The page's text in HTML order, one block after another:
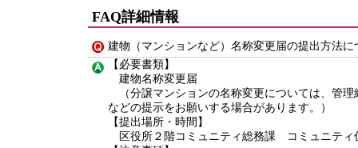
FAQ詳細情報
建物（マンションなど）名称変更届の提出方法
【必要書類】
建物名称変更届
（分譲マンションの名称変更については、管
などの提示をお願いする場合があります。）
【提出場所・時間】
区役所２階コミュニティ総務課 コミュニテ